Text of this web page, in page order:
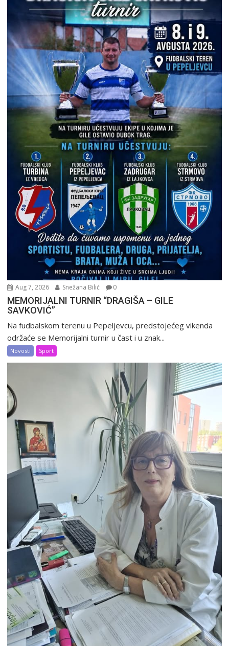
Aug 7, 2026 Snežana Bilić 0
MEMORIJALNI TURNIR “DRAGIŠA – GILE
SAVKOVIĆ”
Na fudbalskom terenu u Pepeljevcu, predstojećeg vikenda
održaće se Memorijalni turnir u čast i u znak...
Novosti Sport